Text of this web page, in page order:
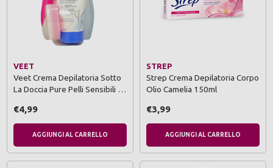
VEET
Veet Crema Depilatoria Sotto
La Doccia Pure Pelli Sensibili …
€4,99
AGGIUNGI AL CARRELLO
STREP
Strep Crema Depilatoria Corpo
Olio Camelia 150ml
€3,99
AGGIUNGI AL CARRELLO